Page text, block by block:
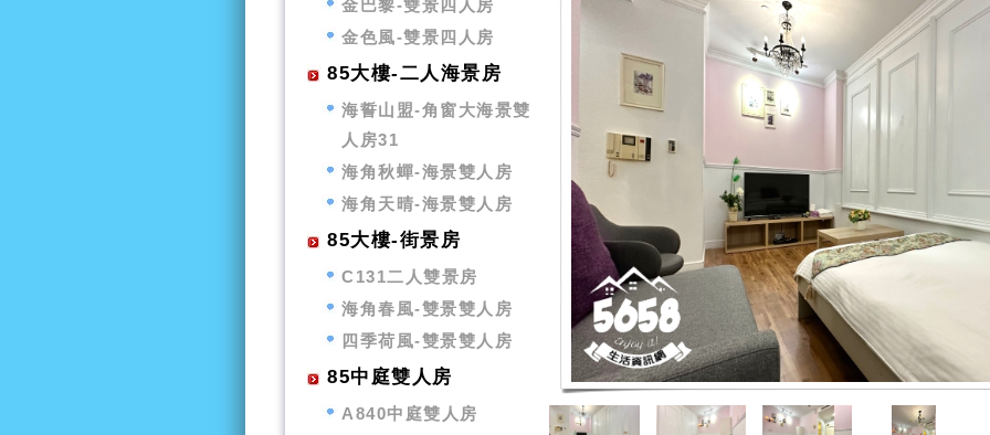
金巴黎-雙景四人房
金色風-雙景四人房
85大樓-二人海景房
海誓山盟-角窗大海景雙
人房31
海角秋蟬-海景雙人房
海角天晴-海景雙人房
85大樓-街景房
C131二人雙景房
海角春風-雙景雙人房
四季荷風-雙景雙人房
85中庭雙人房
A840中庭雙人房